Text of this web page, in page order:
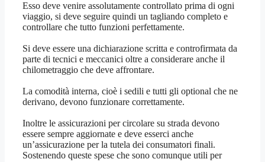
Esso deve venire assolutamente controllato prima di ogni
viaggio, si deve seguire quindi un tagliando completo e
controllare che tutto funzioni perfettamente.
Si deve essere una dichiarazione scritta e controfirmata da
parte di tecnici e meccanici oltre a considerare anche il
chilometraggio che deve affrontare.
La comodità interna, cioè i sedili e tutti gli optional che ne
derivano, devono funzionare correttamente.
Inoltre le assicurazioni per circolare su strada devono
essere sempre aggiornate e deve esserci anche
un’assicurazione per la tutela dei consumatori finali.
Sostenendo queste spese che sono comunque utili per